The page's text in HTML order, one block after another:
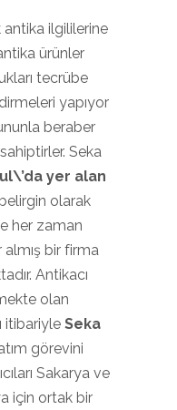
ilgililerine
ürünler
tecrübe
yapıyor
beraber
Seka
yer alan
olarak
her zaman
bir firma
Antikacı
olan
itibariyle Seka
görevini
Sakarya ve
için ortak bir